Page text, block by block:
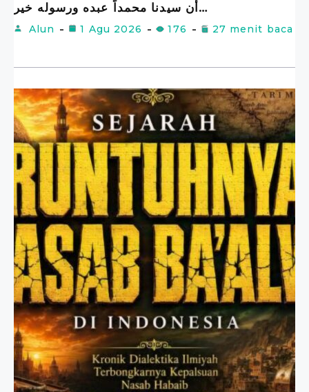
أن سيدنا محمداً عبده ورسوله خير…
Alun 1 Agu 2026 176 27 menit baca